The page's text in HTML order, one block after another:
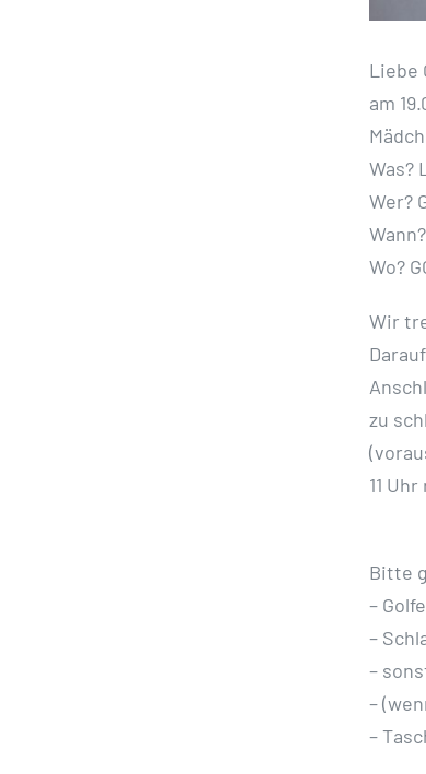
Liebe
am
Was?
Wer?
Wann?
Wo?
Wir
zu
11 Uhr
Bitte
–
–
–
–
–